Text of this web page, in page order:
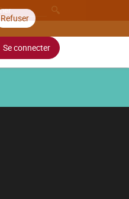
Refuser
Se connecter